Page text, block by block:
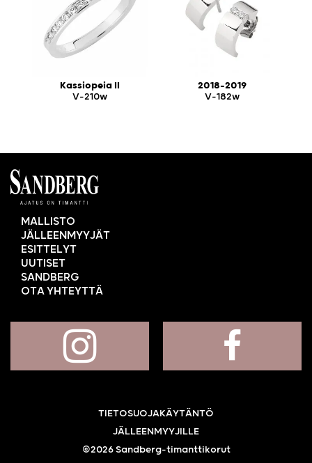
Kassiopeia II
V-210w
2018-2019
V-182w
MALLISTO
JÄLLEENMYYJÄT
ESITTELYT
UUTISET
SANDBERG
OTA YHTEYTTÄ
TIETOSUOJAKÄYTÄNTÖ
JÄLLEENMYYJILLE
©2026 Sandberg-timanttikorut